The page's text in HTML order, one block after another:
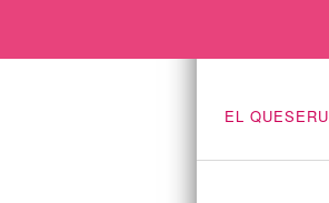
EL QUESERU